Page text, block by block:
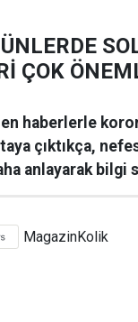
ÇOK
haberlerle
çıktıkça,
anlayarak bilgi
MagazinKolik